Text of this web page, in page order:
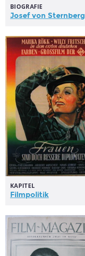
BIOGRAFIE
Josef von Sternberg
KAPITEL
Filmpolitik